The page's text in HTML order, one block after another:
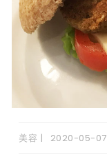
美容 2020-05-07